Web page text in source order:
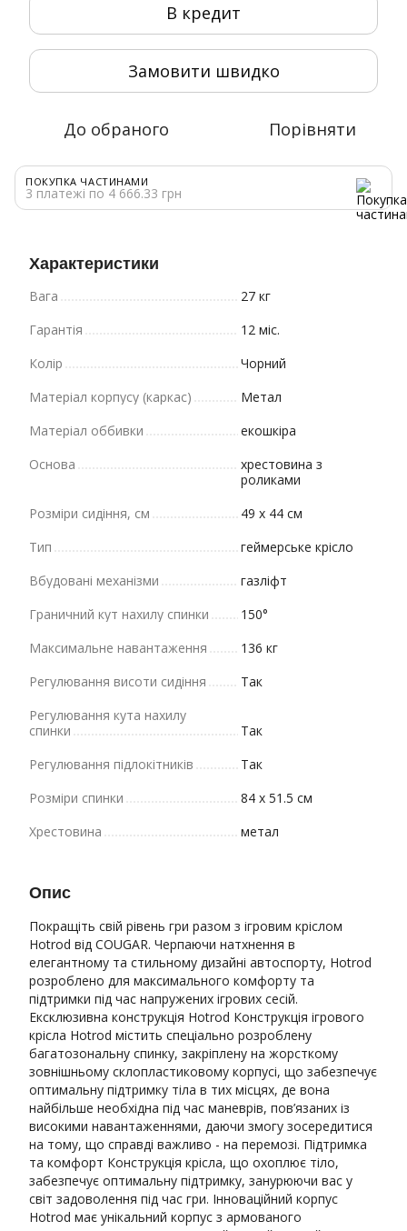
В кредит
Замовити швидко
До обраного Порівняти
ПОКУПКА ЧАСТИНАМИ
3 платежі по 4 666.33 грн
Характеристики
Вага
27 кг
Гарантія
12 міс.
Колір
Чорний
Матеріал корпусу (каркас)
Метал
Матеріал оббивки
екошкіра
Основа
хрестовина з
роликами
Розміри сидіння, см
49 х 44 см
Тип
геймерське крісло
Вбудовані механізми
газліфт
Граничний кут нахилу спинки
150°
Максимальне навантаження
136 кг
Регулювання висоти сидіння
Так
Регулювання кута нахилу
спинки
Так
Регулювання підлокітників
Так
Розміри спинки
84 х 51.5 см
Хрестовина
метал
Опис
Покращіть свій рівень гри разом з ігровим кріслом
Hotrod від COUGAR. Черпаючи натхнення в
елегантному та стильному дизайні автоспорту, Hotrod
розроблено для максимального комфорту та
підтримки під час напружених ігрових сесій.
Ексклюзивна конструкція Hotrod Конструкція ігрового
крісла Hotrod містить спеціально розроблену
багатозональну спинку, закріплену на жорсткому
зовнішньому склопластиковому корпусі, що забезпечує
оптимальну підтримку тіла в тих місцях, де вона
найбільше необхідна під час маневрів, пов’язаних із
високими навантаженнями, даючи змогу зосередитися
на тому, що справді важливо - на перемозі. Підтримка
та комфорт Конструкція крісла, що охоплює тіло,
забезпечує оптимальну підтримку, занурюючи вас у
світ задоволення під час гри. Інноваційний корпус
Hotrod має унікальний корпус з армованого